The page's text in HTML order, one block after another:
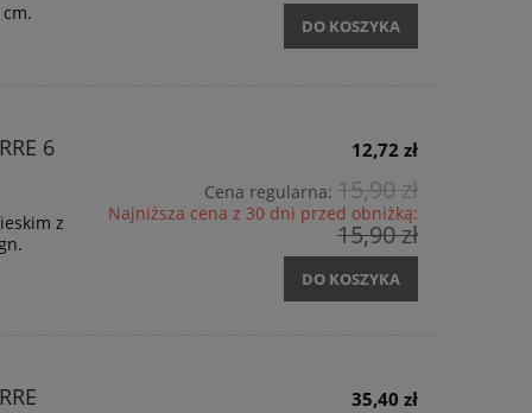
DO KOSZYKA
6
z
12,72 zł
Cena regularna: 15,90 zł
Najniższa cena z 30 dni przed obniżką:
15,90 zł
DO KOSZYKA
35,40 zł